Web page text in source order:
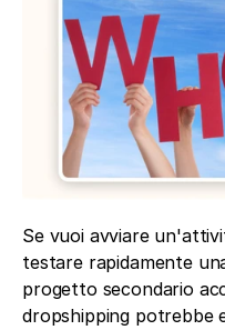
Se vuoi avviare
testare rapidamente
progetto secondario
dropshipping potrebbe